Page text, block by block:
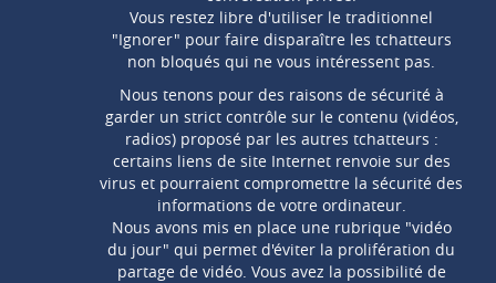
Vous restez libre d'utiliser le traditionnel
"Ignorer" pour faire disparaître les tchatteurs
non bloqués qui ne vous intéressent pas.
Nous tenons pour des raisons de sécurité à
garder un strict contrôle sur le contenu (vidéos,
radios) proposé par les autres tchatteurs :
certains liens de site Internet renvoie sur des
virus et pourraient compromettre la sécurité des
informations de votre ordinateur.
Nous avons mis en place une rubrique "vidéo
du jour" qui permet d'éviter la prolifération du
partage de vidéo. Vous avez la possibilité de